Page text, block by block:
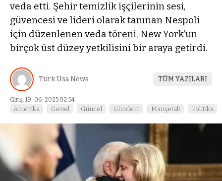
veda etti. Şehir temizlik işçilerinin sesi,
güvencesi ve lideri olarak tanınan Nespoli
için düzenlenen veda töreni, New York’un
birçok üst düzey yetkilisini bir araya getirdi.
Turk Usa News TÜM YAZILARI
Giriş: 19-06-2025 02:54
Amerika Genel Güncel Gündem Manşetalt Politika